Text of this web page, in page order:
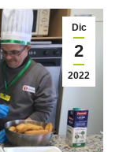
Dic
2
2022